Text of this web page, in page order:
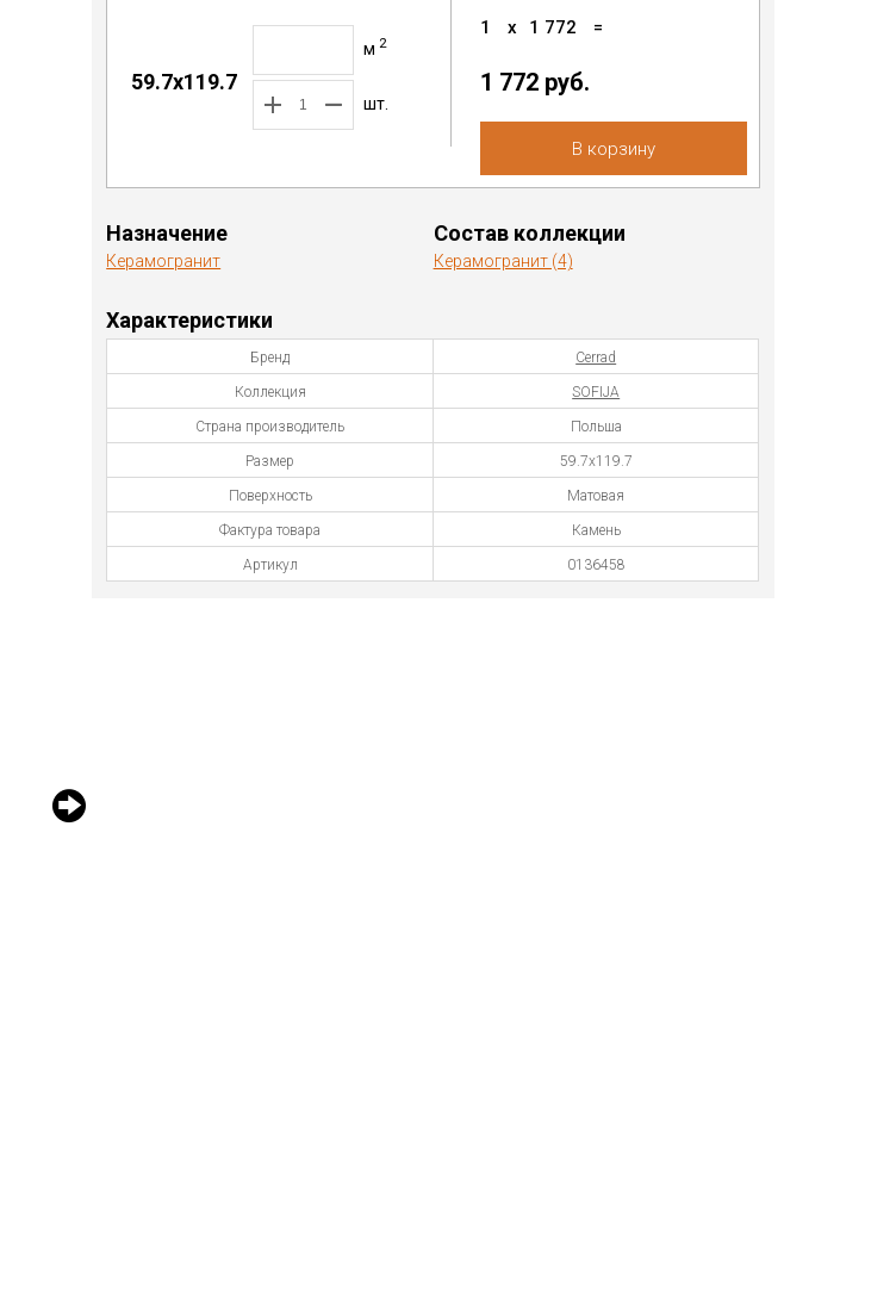
59.7х119.7
м 2
шт.
1 x 1 772 =
1 772 руб.
В корзину
Назначение
Керамогранит
Состав коллекции
Керамогранит (4)
Характеристики
Бренд Cerrad
Коллекция SOFIJA
Страна производитель Польша
Размер 59.7х119.7
Поверхность Матовая
Фактура товара Камень
Артикул 0136458